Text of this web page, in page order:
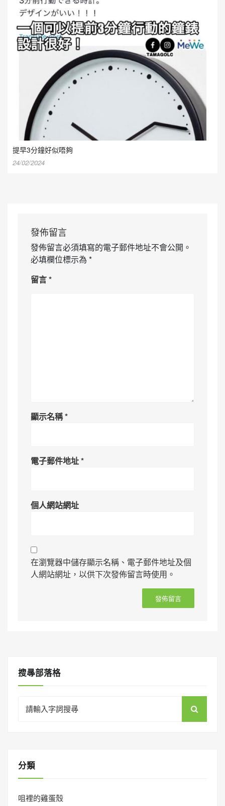
提早3分鐘好似唔夠
24/02/2024
發佈留言
發佈留言必須填寫的電子郵件地址不會公開。
必填欄位標示為 *
留言*
顯示名稱*
電子郵件地址*
個人網站網址
在瀏覽器中儲存顯示名稱、電子郵件地址及個
人網站網址，以供下次發佈留言時使用。
搜㝷部落格
for:
分類
咀裡的雞蛋殼